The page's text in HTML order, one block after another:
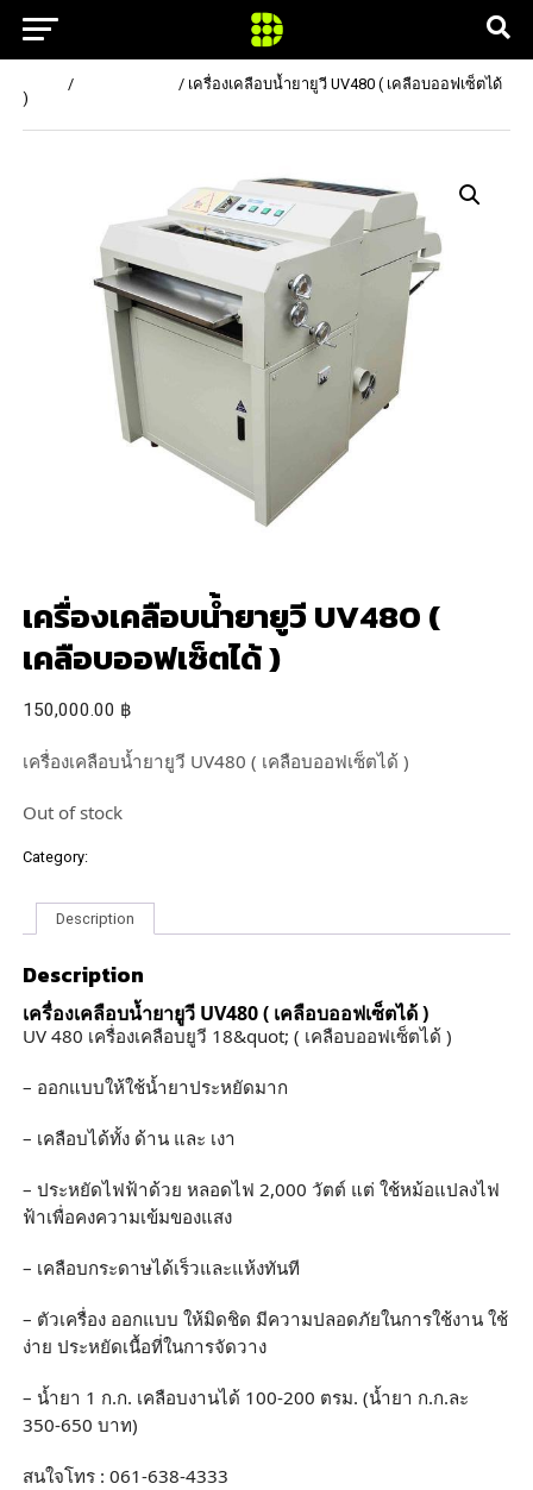
/
/ เครื่องเคลือบน้ำยายูวี UV480 ( เคลือบออฟเซ็ตได้
)
เครื่องเคลือบน้ำยายูวี UV480 (
เคลือบออฟเซ็ตได้ )
150,000.00 ฿
เครื่องเคลือบน้ำยายูวี UV480 ( เคลือบออฟเซ็ตได้ )
Out of stock
Category:
Description
Description
เครื่องเคลือบน้ำยายูวี UV480 ( เคลือบออฟเซ็ตได้ )
UV 480 เครื่องเคลือบยูวี 18&quot; ( เคลือบออฟเซ็ตได้ )
– ออกแบบให้ใช้น้ำยาประหยัดมาก
– เคลือบได้ทั้ง ด้าน และ เงา
– ประหยัดไฟฟ้าด้วย หลอดไฟ 2,000 วัตต์ แต่ ใช้หม้อแปลงไฟ
ฟ้าเพื่อคงความเข้มของแสง
– เคลือบกระดาษได้เร็วและแห้งทันที
– ตัวเครื่อง ออกแบบ ให้มิดชิด มีความปลอดภัยในการใช้งาน ใช้
ง่าย ประหยัดเนื้อที่ในการจัดวาง
– น้ำยา 1 ก.ก. เคลือบงานได้ 100-200 ตรม. (น้ำยา ก.ก.ละ
350-650 บาท)
สนใจโทร : 061-638-4333